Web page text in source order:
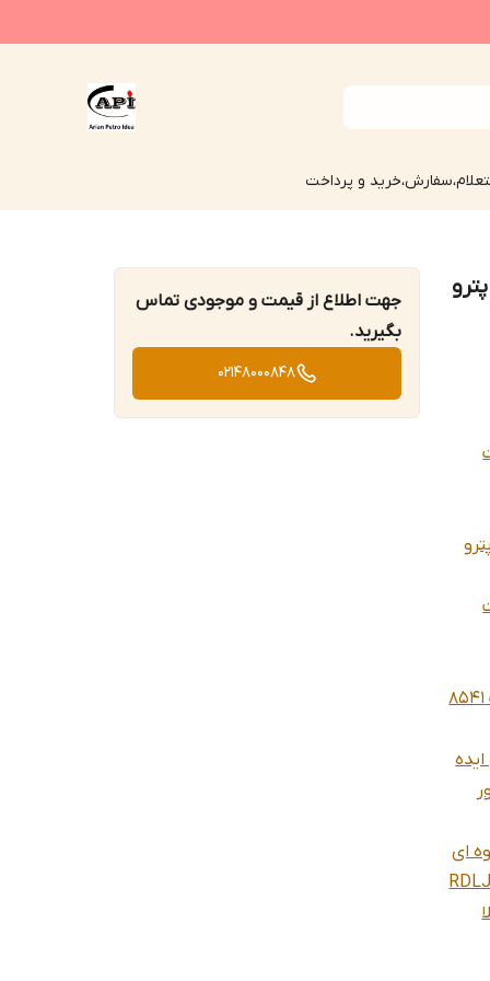
و پرداخت
آرین پترو
گریس پمپ پنوماتیک بشکه ای پاورالایت 8541
ای
جهت اطلاع از قیمت و موجودی تماس
بگیرید.
02148000848